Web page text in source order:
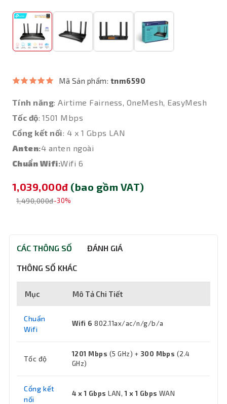
Mã Sản phẩm: tnm6590
Tính năng: Airtime Fairness, OneMesh, EasyMesh
Tốc độ: 1501 Mbps
Cổng kết nối: 4 x 1 Gbps LAN
Anten:4 anten ngoài
Chuẩn Wifi:Wifi 6
1,039,000đ (bao gồm VAT)
1,490,000đ-30%
CÁC THÔNG SỐ ĐÁNH GIÁ
THÔNG SỐ KHÁC
Mục Mô Tả Chi Tiết
Chuẩn
Wifi
Wifi 6 802.11ax/ac/n/g/b/a
Tốc độ
1201 Mbps (5 GHz) + 300 Mbps (2.4
GHz)
Cổng kết
nối
4 x 1 Gbps LAN,1 x 1 Gbps WAN